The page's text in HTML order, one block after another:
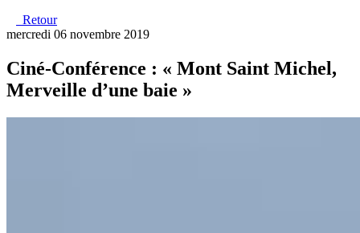
Retour
mercredi 06 novembre 2019
Ciné-Conférence : « Mont Saint Michel,
Merveille d’une baie »